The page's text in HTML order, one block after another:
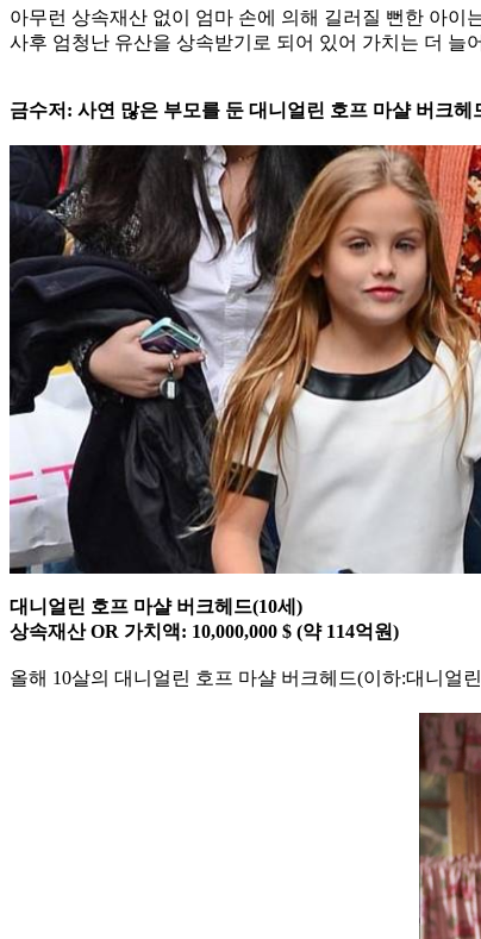
아무런 상속재산 없이 엄마 손에 의해 길러질 뻔한 아이
사후 엄청난 유산을 상속받기로 되어 있어 가치는 더 늘
금수저: 사연 많은 부모를 둔 대니얼린 호프 마샬 버크헤
대니얼린 호프 마샬 버크헤드(10세)
상속재산 OR 가치액: 10,000,000 $ (약 114억원)
올해 10살의 대니얼린 호프 마샬 버크헤드(이하:대니얼